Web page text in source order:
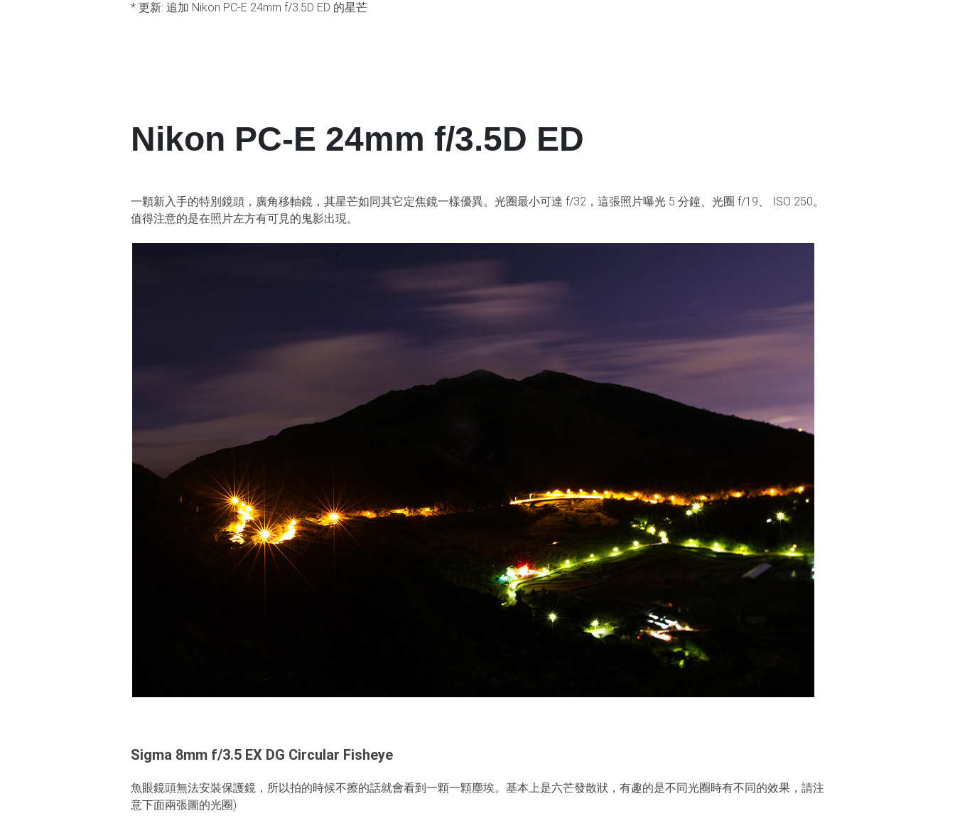
* 更新: 追加 Nikon PC-E 24mm f/3.5D ED 的星芒
Nikon PC-E 24mm f/3.5D ED
一顆新入手的特別鏡頭，廣角移軸鏡，其星芒如同其它定焦鏡一樣優異。光圈最小可達 f/32，這張照片曝光 5 分鐘、光圈 f/19、 ISO 250。
值得注意的是在照片左方有可見的鬼影出現。
Sigma 8mm f/3.5 EX DG Circular Fisheye
魚眼鏡頭無法安裝保護鏡，所以拍的時候不擦的話就會看到一顆一顆塵埃。基本上是六芒發散狀，有趣的是不同光圈時有不同的效果，請注
意下面兩張圖的光圈)